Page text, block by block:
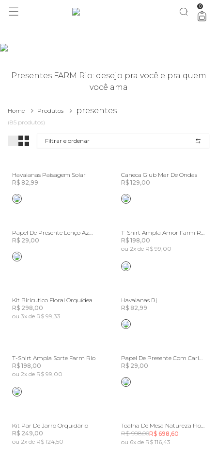
você merece 30% OFF pra comemorar com a gente aproveita! 0
Presentes FARM Rio: desejo pra você e pra quem
você ama
Home Produtos presentes
(85 produtos)
Filtrar e ordenar
Havaianas Paisagem Solar
R$ 82,99
Caneca Glub Mar De Ondas
R$ 129,00
Papel De Presente Lenço Azulejo
R$ 29,00
T-Shirt Ampla Amor Farm Rio
R$ 198,00
ou 2x de R$ 99,00
Kit Biricutico Floral Orquídea
R$ 298,00
ou 3x de R$ 99,33
Havaianas Rj
R$ 82,99
T-Shirt Ampla Sorte Farm Rio
R$ 198,00
ou 2x de R$ 99,00
Papel De Presente Com Carinho
R$ 29,00
Kit Par De Jarro Orquidário
R$ 249,00
ou 2x de R$ 124,50
Toalha De Mesa Natureza Floral
R$ 998,00R$ 698,60
ou 6x de R$ 116,43